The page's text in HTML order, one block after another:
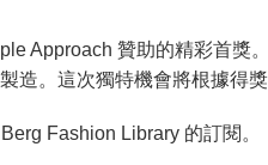
Approach 贊助的精彩首
造。這次獨特機會將根據得
Fashion Library 的訂閱。